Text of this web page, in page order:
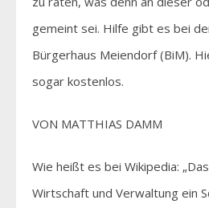
gemeint sei. Hilfe gibt es bei
Bürgerhaus Meiendorf (BiM).
sogar kostenlos.
VON MATTHIAS DAMM
Wie heißt es bei Wikipedia:
Wirtschaft und Verwaltung ein